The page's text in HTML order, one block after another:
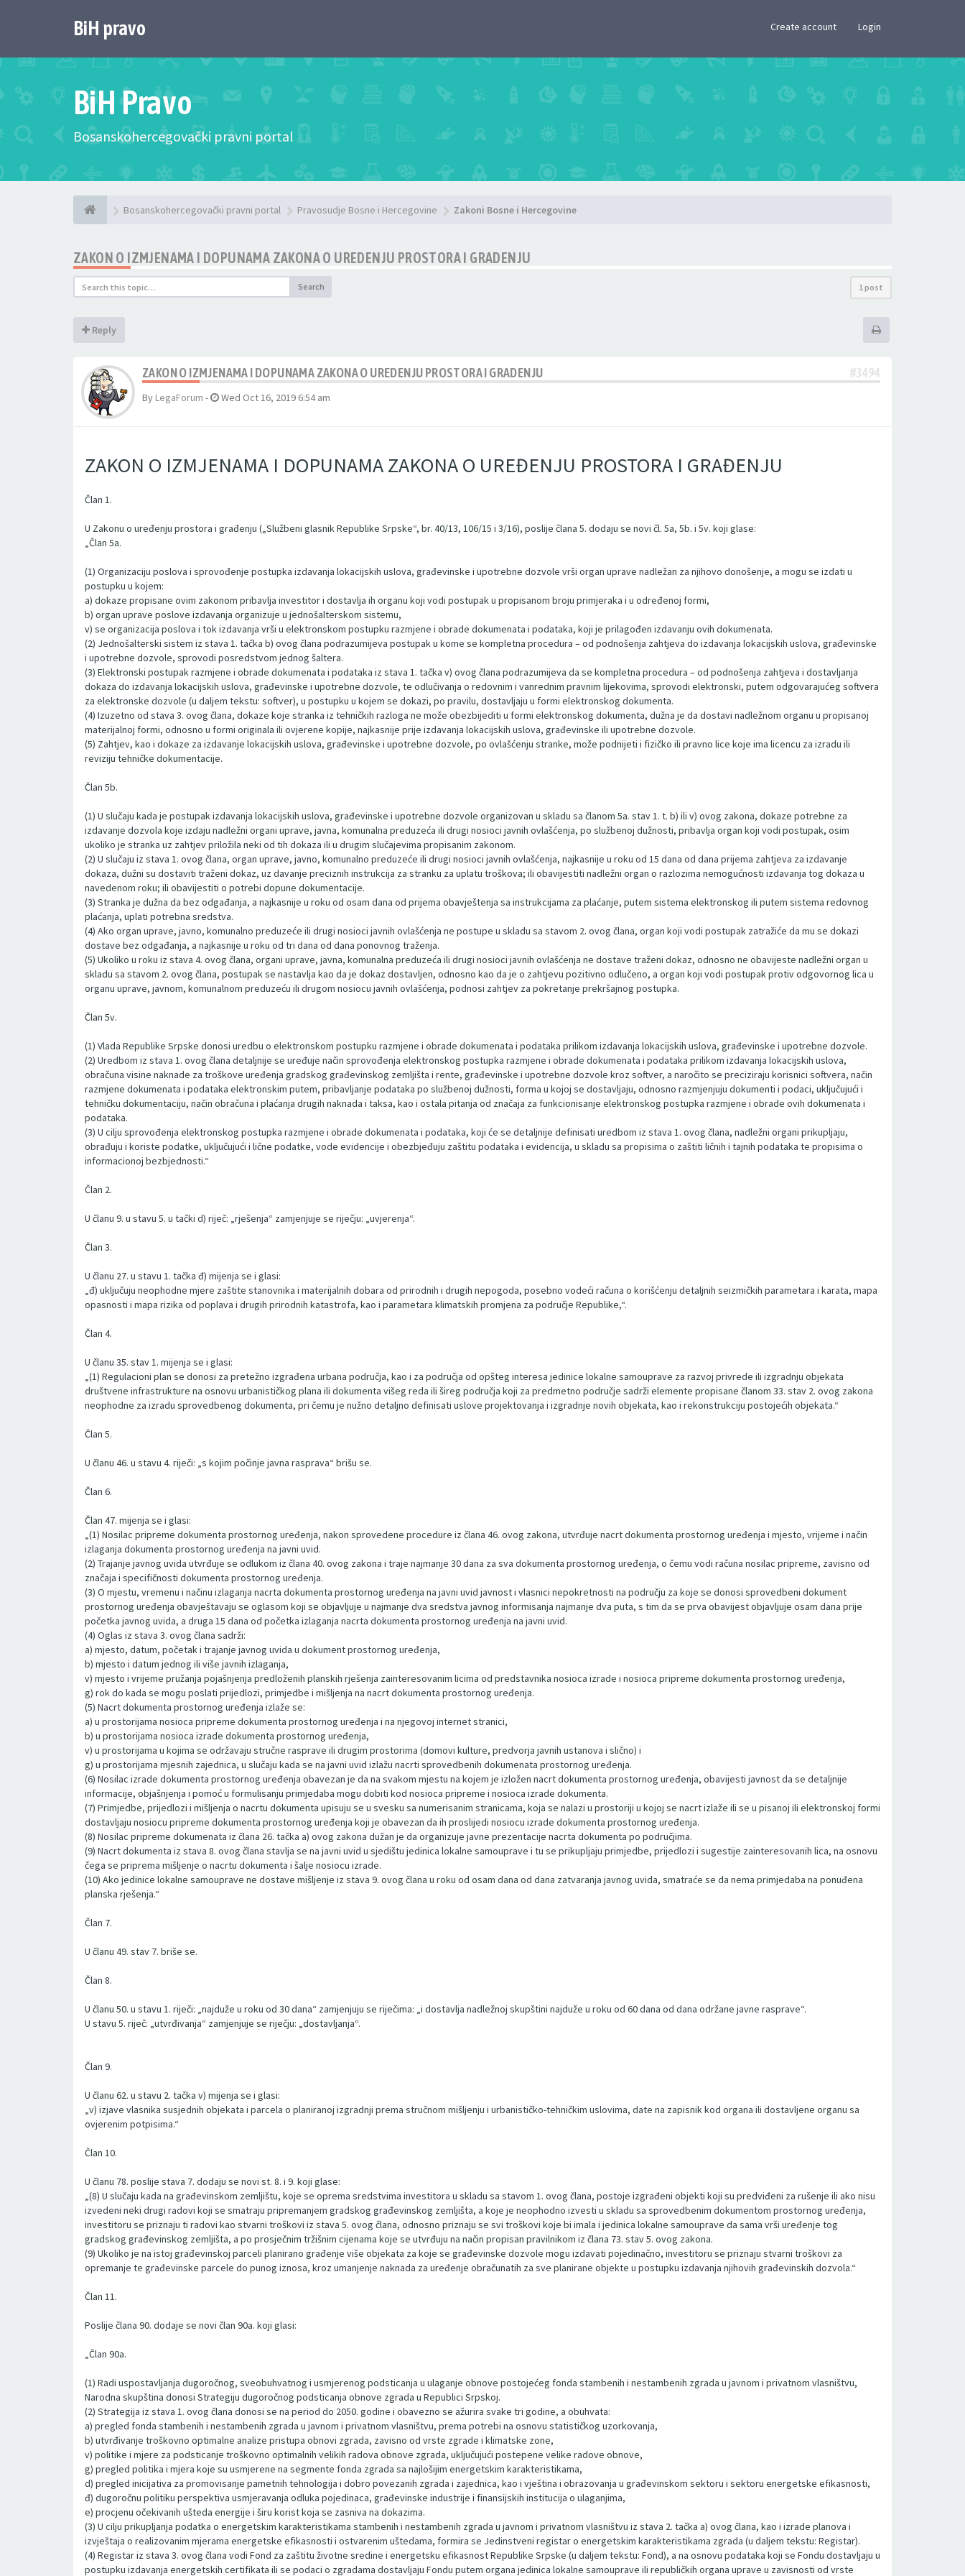
BiH pravo Create account Login
BiH Pravo
Bosanskohercegovački pravni portal
Bosanskohercegovački pravni portal Pravosudje Bosne i Hercegovine Zakoni Bosne i Hercegovine
ZAKON O IZMJENAMA I DOPUNAMA ZAKONA O UREDENJU PROSTORA I GRADENJU
Search 1 post
Reply
ZAKON O IZMJENAMA I DOPUNAMA ZAKONA O UREDENJU PROSTORA I GRADENJU #3494
By LegaForum - Wed Oct 16, 2019 6:54 am
ZAKON O IZMJENAMA I DOPUNAMA ZAKONA O UREĐENJU PROSTORA I GRAĐENJU
Član 1.
U Zakonu o uređenju prostora i građenju („Službeni glasnik Republike Srpske“, br. 40/13, 106/15 i 3/16), poslije člana 5. dodaju se novi čl. 5a, 5b. i 5v. koji glase:
„Član 5a.
(1) Organizaciju poslova i sprovođenje postupka izdavanja lokacijskih uslova, građevinske i upotrebne dozvole vrši organ uprave nadležan za njihovo donošenje, a mogu se izdati u
postupku u kojem:
a) dokaze propisane ovim zakonom pribavlja investitor i dostavlja ih organu koji vodi postupak u propisanom broju primjeraka i u određenoj formi,
b) organ uprave poslove izdavanja organizuje u jednošalterskom sistemu,
v) se organizacija poslova i tok izdavanja vrši u elektronskom postupku razmjene i obrade dokumenata i podataka, koji je prilagođen izdavanju ovih dokumenata.
(2) Jednošalterski sistem iz stava 1. tačka b) ovog člana podrazumijeva postupak u kome se kompletna procedura – od podnošenja zahtjeva do izdavanja lokacijskih uslova, građevinske
i upotrebne dozvole, sprovodi posredstvom jednog šaltera.
(3) Elektronski postupak razmjene i obrade dokumenata i podataka iz stava 1. tačka v) ovog člana podrazumijeva da se kompletna procedura – od podnošenja zahtjeva i dostavljanja
dokaza do izdavanja lokacijskih uslova, građevinske i upotrebne dozvole, te odlučivanja o redovnim i vanrednim pravnim lijekovima, sprovodi elektronski, putem odgovarajućeg softvera
za elektronske dozvole (u daljem tekstu: softver), u postupku u kojem se dokazi, po pravilu, dostavljaju u formi elektronskog dokumenta.
(4) Izuzetno od stava 3. ovog člana, dokaze koje stranka iz tehničkih razloga ne može obezbijediti u formi elektronskog dokumenta, dužna je da dostavi nadležnom organu u propisanoj
materijalnoj formi, odnosno u formi originala ili ovjerene kopije, najkasnije prije izdavanja lokacijskih uslova, građevinske ili upotrebne dozvole.
(5) Zahtjev, kao i dokaze za izdavanje lokacijskih uslova, građevinske i upotrebne dozvole, po ovlašćenju stranke, može podnijeti i fizičko ili pravno lice koje ima licencu za izradu ili
reviziju tehničke dokumentacije.
Član 5b.
(1) U slučaju kada je postupak izdavanja lokacijskih uslova, građevinske i upotrebne dozvole organizovan u skladu sa članom 5a. stav 1. t. b) ili v) ovog zakona, dokaze potrebne za
izdavanje dozvola koje izdaju nadležni organi uprave, javna, komunalna preduzeća ili drugi nosioci javnih ovlašćenja, po službenoj dužnosti, pribavlja organ koji vodi postupak, osim
ukoliko je stranka uz zahtjev priložila neki od tih dokaza ili u drugim slučajevima propisanim zakonom.
(2) U slučaju iz stava 1. ovog člana, organ uprave, javno, komunalno preduzeće ili drugi nosioci javnih ovlašćenja, najkasnije u roku od 15 dana od dana prijema zahtjeva za izdavanje
dokaza, dužni su dostaviti traženi dokaz, uz davanje preciznih instrukcija za stranku za uplatu troškova; ili obavijestiti nadležni organ o razlozima nemogućnosti izdavanja tog dokaza u
navedenom roku; ili obavijestiti o potrebi dopune dokumentacije.
(3) Stranka je dužna da bez odgađanja, a najkasnije u roku od osam dana od prijema obavještenja sa instrukcijama za plaćanje, putem sistema elektronskog ili putem sistema redovnog
plaćanja, uplati potrebna sredstva.
(4) Ako organ uprave, javno, komunalno preduzeće ili drugi nosioci javnih ovlašćenja ne postupe u skladu sa stavom 2. ovog člana, organ koji vodi postupak zatražiće da mu se dokazi
dostave bez odgađanja, a najkasnije u roku od tri dana od dana ponovnog traženja.
(5) Ukoliko u roku iz stava 4. ovog člana, organi uprave, javna, komunalna preduzeća ili drugi nosioci javnih ovlašćenja ne dostave traženi dokaz, odnosno ne obavijeste nadležni organ u
skladu sa stavom 2. ovog člana, postupak se nastavlja kao da je dokaz dostavljen, odnosno kao da je o zahtjevu pozitivno odlučeno, a organ koji vodi postupak protiv odgovornog lica u
organu uprave, javnom, komunalnom preduzeću ili drugom nosiocu javnih ovlašćenja, podnosi zahtjev za pokretanje prekršajnog postupka.
Član 5v.
(1) Vlada Republike Srpske donosi uredbu o elektronskom postupku razmjene i obrade dokumenata i podataka prilikom izdavanja lokacijskih uslova, građevinske i upotrebne dozvole.
(2) Uredbom iz stava 1. ovog člana detaljnije se uređuje način sprovođenja elektronskog postupka razmjene i obrade dokumenata i podataka prilikom izdavanja lokacijskih uslova,
obračuna visine naknade za troškove uređenja gradskog građevinskog zemljišta i rente, građevinske i upotrebne dozvole kroz softver, a naročito se preciziraju korisnici softvera, način
razmjene dokumenata i podataka elektronskim putem, pribavljanje podataka po službenoj dužnosti, forma u kojoj se dostavljaju, odnosno razmjenjuju dokumenti i podaci, uključujući i
tehničku dokumentaciju, način obračuna i plaćanja drugih naknada i taksa, kao i ostala pitanja od značaja za funkcionisanje elektronskog postupka razmjene i obrade ovih dokumenata i
podataka.
(3) U cilju sprovođenja elektronskog postupka razmjene i obrade dokumenata i podataka, koji će se detaljnije definisati uredbom iz stava 1. ovog člana, nadležni organi prikupljaju,
obrađuju i koriste podatke, uključujući i lične podatke, vode evidencije i obezbjeđuju zaštitu podataka i evidencija, u skladu sa propisima o zaštiti ličnih i tajnih podataka te propisima o
informacionoj bezbjednosti.“
Član 2.
U članu 9. u stavu 5. u tački d) riječ: „rješenja“ zamjenjuje se riječju: „uvjerenja“.
Član 3.
U članu 27. u stavu 1. tačka đ) mijenja se i glasi:
„đ) uključuju neophodne mjere zaštite stanovnika i materijalnih dobara od prirodnih i drugih nepogoda, posebno vodeći računa o korišćenju detaljnih seizmičkih parametara i karata, mapa
opasnosti i mapa rizika od poplava i drugih prirodnih katastrofa, kao i parametara klimatskih promjena za područje Republike,“.
Član 4.
U članu 35. stav 1. mijenja se i glasi:
„(1) Regulacioni plan se donosi za pretežno izgrađena urbana područja, kao i za područja od opšteg interesa jedinice lokalne samouprave za razvoj privrede ili izgradnju objekata
društvene infrastrukture na osnovu urbanističkog plana ili dokumenta višeg reda ili šireg područja koji za predmetno područje sadrži elemente propisane članom 33. stav 2. ovog zakona
neophodne za izradu sprovedbenog dokumenta, pri čemu je nužno detaljno definisati uslove projektovanja i izgradnje novih objekata, kao i rekonstrukciju postojećih objekata.“
Član 5.
U članu 46. u stavu 4. riječi: „s kojim počinje javna rasprava“ brišu se.
Član 6.
Član 47. mijenja se i glasi:
„(1) Nosilac pripreme dokumenta prostornog uređenja, nakon sprovedene procedure iz člana 46. ovog zakona, utvrđuje nacrt dokumenta prostornog uređenja i mjesto, vrijeme i način
izlaganja dokumenta prostornog uređenja na javni uvid.
(2) Trajanje javnog uvida utvrđuje se odlukom iz člana 40. ovog zakona i traje najmanje 30 dana za sva dokumenta prostornog uređenja, o čemu vodi računa nosilac pripreme, zavisno od
značaja i specifičnosti dokumenta prostornog uređenja.
(3) O mjestu, vremenu i načinu izlaganja nacrta dokumenta prostornog uređenja na javni uvid javnost i vlasnici nepokretnosti na području za koje se donosi sprovedbeni dokument
prostornog uređenja obavještavaju se oglasom koji se objavljuje u najmanje dva sredstva javnog informisanja najmanje dva puta, s tim da se prva obavijest objavljuje osam dana prije
početka javnog uvida, a druga 15 dana od početka izlaganja nacrta dokumenta prostornog uređenja na javni uvid.
(4) Oglas iz stava 3. ovog člana sadrži:
a) mjesto, datum, početak i trajanje javnog uvida u dokument prostornog uređenja,
b) mjesto i datum jednog ili više javnih izlaganja,
v) mjesto i vrijeme pružanja pojašnjenja predloženih planskih rješenja zainteresovanim licima od predstavnika nosioca izrade i nosioca pripreme dokumenta prostornog uređenja,
g) rok do kada se mogu poslati prijedlozi, primjedbe i mišljenja na nacrt dokumenta prostornog uređenja.
(5) Nacrt dokumenta prostornog uređenja izlaže se:
a) u prostorijama nosioca pripreme dokumenta prostornog uređenja i na njegovoj internet stranici,
b) u prostorijama nosioca izrade dokumenta prostornog uređenja,
v) u prostorijama u kojima se održavaju stručne rasprave ili drugim prostorima (domovi kulture, predvorja javnih ustanova i slično) i
g) u prostorijama mjesnih zajednica, u slučaju kada se na javni uvid izlažu nacrti sprovedbenih dokumenata prostornog uređenja.
(6) Nosilac izrade dokumenta prostornog uređenja obavezan je da na svakom mjestu na kojem je izložen nacrt dokumenta prostornog uređenja, obavijesti javnost da se detaljnije
informacije, objašnjenja i pomoć u formulisanju primjedaba mogu dobiti kod nosioca pripreme i nosioca izrade dokumenta.
(7) Primjedbe, prijedlozi i mišljenja o nacrtu dokumenta upisuju se u svesku sa numerisanim stranicama, koja se nalazi u prostoriji u kojoj se nacrt izlaže ili se u pisanoj ili elektronskoj formi
dostavljaju nosiocu pripreme dokumenta prostornog uređenja koji je obavezan da ih proslijedi nosiocu izrade dokumenta prostornog uređenja.
(8) Nosilac pripreme dokumenata iz člana 26. tačka a) ovog zakona dužan je da organizuje javne prezentacije nacrta dokumenta po područjima.
(9) Nacrt dokumenta iz stava 8. ovog člana stavlja se na javni uvid u sjedištu jedinica lokalne samouprave i tu se prikupljaju primjedbe, prijedlozi i sugestije zainteresovanih lica, na osnovu
čega se priprema mišljenje o nacrtu dokumenta i šalje nosiocu izrade.
(10) Ako jedinice lokalne samouprave ne dostave mišljenje iz stava 9. ovog člana u roku od osam dana od dana zatvaranja javnog uvida, smatraće se da nema primjedaba na ponuđena
planska rješenja.“
Član 7.
U članu 49. stav 7. briše se.
Član 8.
U članu 50. u stavu 1. riječi: „najduže u roku od 30 dana“ zamjenjuju se riječima: „i dostavlja nadležnoj skupštini najduže u roku od 60 dana od dana održane javne rasprave“.
U stavu 5. riječ: „utvrđivanja“ zamjenjuje se riječju: „dostavljanja“.
Član 9.
U članu 62. u stavu 2. tačka v) mijenja se i glasi:
„v) izjave vlasnika susjednih objekata i parcela o planiranoj izgradnji prema stručnom mišljenju i urbanističko-tehničkim uslovima, date na zapisnik kod organa ili dostavljene organu sa
ovjerenim potpisima.“
Član 10.
U članu 78. poslije stava 7. dodaju se novi st. 8. i 9. koji glase:
„(8) U slučaju kada na građevinskom zemljištu, koje se oprema sredstvima investitora u skladu sa stavom 1. ovog člana, postoje izgrađeni objekti koji su predviđeni za rušenje ili ako nisu
izvedeni neki drugi radovi koji se smatraju pripremanjem gradskog građevinskog zemljišta, a koje je neophodno izvesti u skladu sa sprovedbenim dokumentom prostornog uređenja,
investitoru se priznaju ti radovi kao stvarni troškovi iz stava 5. ovog člana, odnosno priznaju se svi troškovi koje bi imala i jedinica lokalne samouprave da sama vrši uređenje tog
gradskog građevinskog zemljišta, a po prosječnim tržišnim cijenama koje se utvrđuju na način propisan pravilnikom iz člana 73. stav 5. ovog zakona.
(9) Ukoliko je na istoj građevinskoj parceli planirano građenje više objekata za koje se građevinske dozvole mogu izdavati pojedinačno, investitoru se priznaju stvarni troškovi za
opremanje te građevinske parcele do punog iznosa, kroz umanjenje naknada za uređenje obračunatih za sve planirane objekte u postupku izdavanja njihovih građevinskih dozvola.“
Član 11.
Poslije člana 90. dodaje se novi član 90a. koji glasi:
„Član 90a.
(1) Radi uspostavljanja dugoročnog, sveobuhvatnog i usmjerenog podsticanja u ulaganje obnove postojećeg fonda stambenih i nestambenih zgrada u javnom i privatnom vlasništvu,
Narodna skupština donosi Strategiju dugoročnog podsticanja obnove zgrada u Republici Srpskoj.
(2) Strategija iz stava 1. ovog člana donosi se na period do 2050. godine i obavezno se ažurira svake tri godine, a obuhvata:
a) pregled fonda stambenih i nestambenih zgrada u javnom i privatnom vlasništvu, prema potrebi na osnovu statističkog uzorkovanja,
b) utvrđivanje troškovno optimalne analize pristupa obnovi zgrada, zavisno od vrste zgrade i klimatske zone,
v) politike i mjere za podsticanje troškovno optimalnih velikih radova obnove zgrada, uključujući postepene velike radove obnove,
g) pregled politika i mjera koje su usmjerene na segmente fonda zgrada sa najlošijim energetskim karakteristikama,
d) pregled inicijativa za promovisanje pametnih tehnologija i dobro povezanih zgrada i zajednica, kao i vještina i obrazovanja u građevinskom sektoru i sektoru energetske efikasnosti,
đ) dugoročnu politiku perspektiva usmjeravanja odluka pojedinaca, građevinske industrije i finansijskih institucija o ulaganjima,
e) procjenu očekivanih ušteda energije i širu korist koja se zasniva na dokazima.
(3) U cilju prikupljanja podatka o energetskim karakteristikama stambenih i nestambenih zgrada u javnom i privatnom vlasništvu iz stava 2. tačka a) ovog člana, kao i izrade planova i
izvještaja o realizovanim mjerama energetske efikasnosti i ostvarenim uštedama, formira se Jedinstveni registar o energetskim karakteristikama zgrada (u daljem tekstu: Registar).
(4) Registar iz stava 3. ovog člana vodi Fond za zaštitu životne sredine i energetsku efikasnost Republike Srpske (u daljem tekstu: Fond), a na osnovu podataka koji se Fondu dostavljaju u
postupku izdavanja energetskih certifikata ili se podaci o zgradama dostavljaju Fondu putem organa jedinica lokalne samouprave ili republičkih organa uprave u zavisnosti od vrste